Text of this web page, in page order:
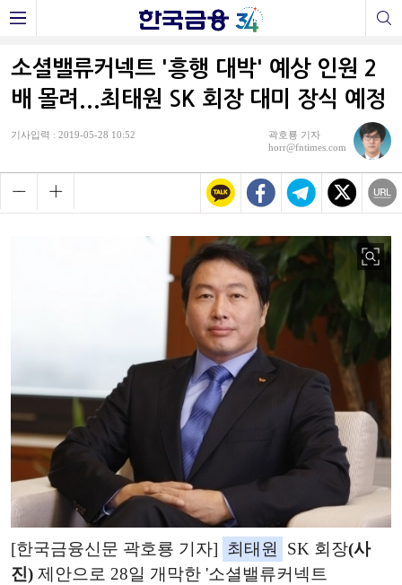
소셜밸류커넥트 '흥행 대박' 예상 인원 2
배 몰려...최태원 SK 회장 대미 장식 예정
기사입력 : 2019-05-28 10:52
곽호룡 기자
horr@fntimes.com
[한국금융신문 곽호룡 기자] 최태원 SK 회장(사
진) 제안으로 28일 개막한 '소셜밸류커넥트